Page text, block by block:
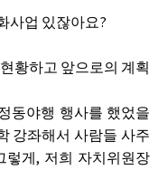
사업 있잖아요?
황하고 앞으로의 계획
동야행 행사를 했었을
강좌해서 사람들 사주
렇게, 저희 자치위원장